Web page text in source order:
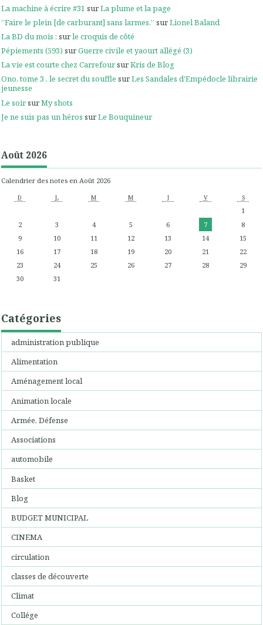
La machine à écrire #31 surLa plume et la page
”Faire le plein [de carburant] sans larmes.” surLionel Baland
La BD du mois : surle croquis de côté
Pépiements (593) surGuerre civile et yaourt allégé (3)
La vie est courte chez CarrefoursurKris de Blog
Ono, tome 3 , le secret du souffle surLes Sandales d'Empédocle librairie
jeunesse
Le soirsurMy shots
Je ne suis pas un héros surLe Bouquineur
Août 2026
Calendrier des notes en Août 2026
D L M M J V S
1
2
3 4 5 6 7
8
9
10 11 12 13 14
15
16
17 18 19 20 21
22
23
24 25 26 27 28
29
30
31
Catégories
administration publique
Alimentation
Aménagement local
Animation locale
Armée, Défense
Associations
automobile
Basket
Blog
BUDGET MUNICIPAL
CINEMA
circulation
classes de découverte
Climat
Collége